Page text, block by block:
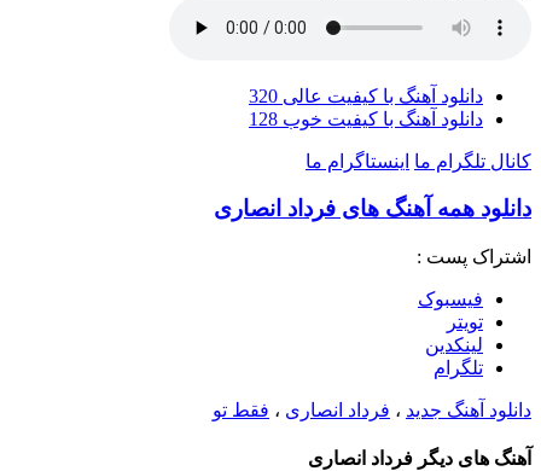
دانلود آهنگ با کیفیت عالی 320
دانلود آهنگ با کیفیت خوب 128
کانال تلگرام ما اینستاگرام ما
دانلود همه آهنگ های فرداد انصاری
اشتراک پست :
فيسبوک
تويتر
لینکدین
تلگرام
دانلود آهنگ جدید ، فرداد انصاری ، فقط تو
آهنگ های دیگر فرداد انصاری